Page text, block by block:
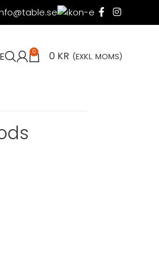
0 0 KR (EXKL. MOMS)